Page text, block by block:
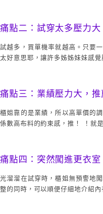
痛點二：試穿太多壓力
試越多，買單機率就越高。只要
太好意思耶，讓許多姊姊妹妹感覺
痛點三：業績壓力大，
櫃姐靠的是業績，所以高單價的
係數高布料的約束感，推！ ！就是
痛點四：突然闖進更衣
光溜溜在試穿時，櫃姐無預警地
整的同時，可以順便仔細地介紹內